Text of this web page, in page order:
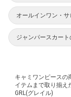
オールインワン・
ジャンパースカー
キャミワンピースの
イテムまで取り揃え
GRL(グレイル)